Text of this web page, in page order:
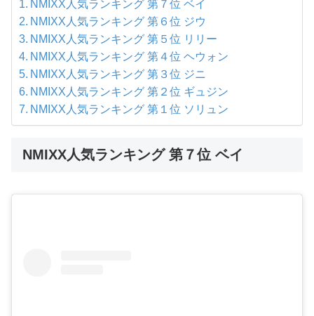
NMIXX人気ランキング 第７位 ベイ
NMIXX人気ランキング 第６位 ジウ
NMIXX人気ランキング 第５位 リリー
NMIXX人気ランキング 第４位 ヘウォン
NMIXX人気ランキング 第３位 ジニ
NMIXX人気ランキング 第２位 ギュジン
NMIXX人気ランキング 第１位 ソリュン
NMIXX人気ランキング 第７位 ベイ